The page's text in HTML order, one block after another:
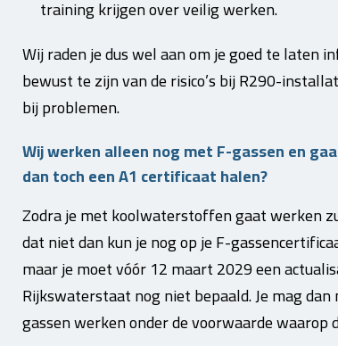
training krijgen over veilig werken.
Wij raden je dus wel aan om je goed te laten
bewust te zijn van de risico’s bij R290-
bij problemen.
Wij werken alleen nog met F-gassen en
dan toch een A1 certificaat halen?
Zodra je met koolwaterstoffen gaat werken
dat niet dan kun je nog op je F-
maar je moet vóór 12 maart 2029 een
Rijkswaterstaat nog niet bepaald. Je mag
gassen werken onder de voorwaarde waarop